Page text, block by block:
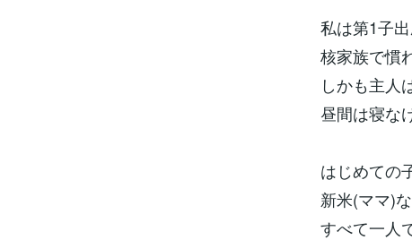
私は第1子
核家族で慣
しかも主人
昼間は寝な
はじめての
新米(ママ)
すべて一人